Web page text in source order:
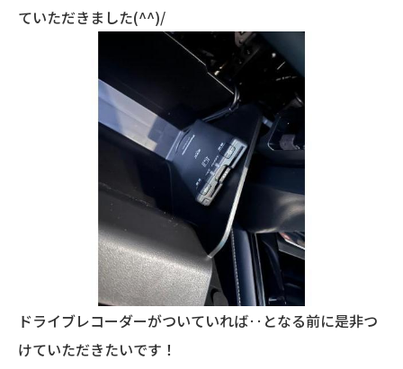
ていただきました(^^)/
ドライブレコーダーがついていれば‥となる前に是非つ
けていただきたいです！